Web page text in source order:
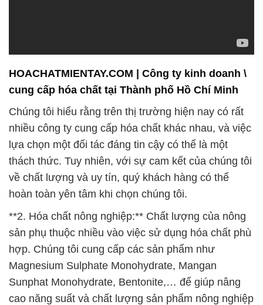
HOACHATMIENTAY.COM | Công ty kinh doanh \
cung cấp hóa chất tại Thành phố Hồ Chí Minh
Chúng tôi hiểu rằng trên thị trường hiện nay có rất
nhiều công ty cung cấp hóa chất khác nhau, và việc
lựa chọn một đối tác đáng tin cậy có thể là một
thách thức. Tuy nhiên, với sự cam kết của chúng tôi
về chất lượng và uy tín, quý khách hàng có thể
hoàn toàn yên tâm khi chọn chúng tôi.
**2. Hóa chất nông nghiệp:** Chất lượng của nông
sản phụ thuộc nhiều vào việc sử dụng hóa chất phù
hợp. Chúng tôi cung cấp các sản phẩm như
Magnesium Sulphate Monohydrate, Mangan
Sunphat Monohydrate, Bentonite,… để giúp nâng
cao năng suất và chất lượng sản phẩm nông nghiệp